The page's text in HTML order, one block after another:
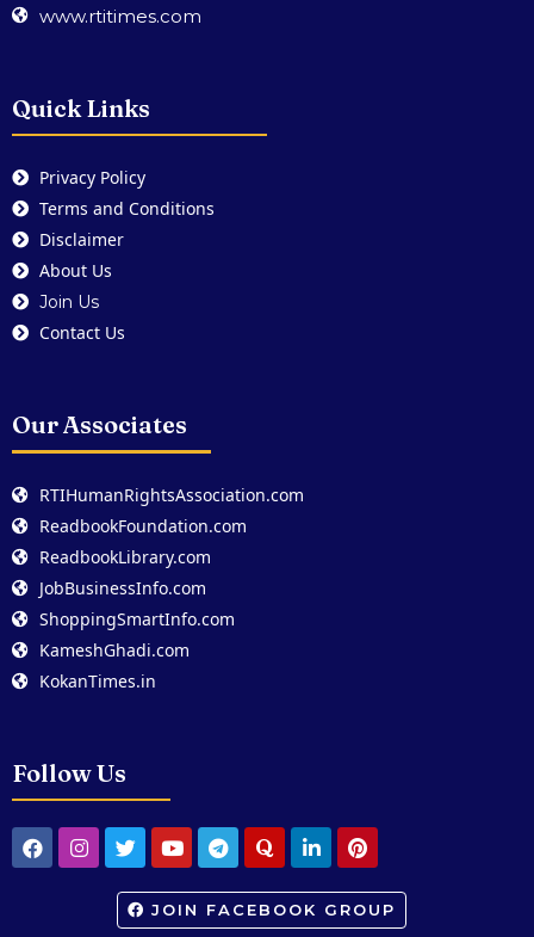
www.rtitimes.com
Quick Links
Privacy Policy
Terms and Conditions
Disclaimer
About Us
Join Us
Contact Us
Our Associates
RTIHumanRightsAssociation.com
ReadbookFoundation.com
ReadbookLibrary.com
JobBusinessInfo.com
ShoppingSmartInfo.com
KameshGhadi.com
KokanTimes.in
Follow Us
JOIN FACEBOOK GROUP